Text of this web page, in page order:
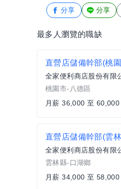
分享 分享
最多人瀏覽的職缺
全家便利商店股份有限
桃園市-八德區
月薪 36,000 至 60,000
全家便利商店股份有限
雲林縣-口湖鄉
月薪 34,000 至 58,000